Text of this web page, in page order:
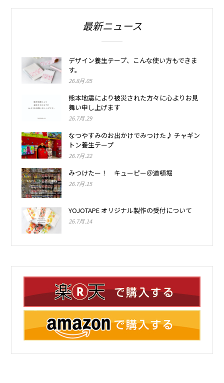
最新ニュース
デザイン養生テープ、こんな使い方もできま
す。
26.8月.05
熊本地震により被災された方々に心よりお見
舞い申し上げます
26.7月.29
なつやすみのお出かけでみつけた♪ チャギン
トン養生テープ
26.7月.22
みつけたー！ キューピー＠道頓堀
26.7月.15
YOJOTAPE オリジナル製作の受付について
26.7月.14